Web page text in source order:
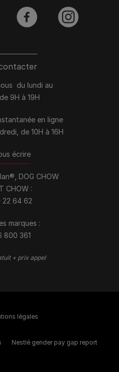
du lundi au
9H à 19H
en ligne
de 10H à 16H
écrire
DOG CHOW
CHOW :
22 64 62
marques :​
800 361
+ prix appel
facebook instagram
légales
Nestlé gender pay gap report